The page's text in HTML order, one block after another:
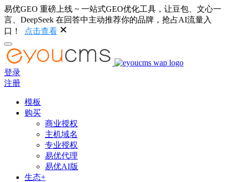
易优GEO 重磅上线 ~ 一站式GEO优化工具，让豆包、文心一
言、DeepSeek 在回答中主动推荐你的品牌，抢占AI流量入
口！
点击查看
登录
注册
模板
购买
商业授权
主机域名
专业授权
易优代理
易优AI版
生态+